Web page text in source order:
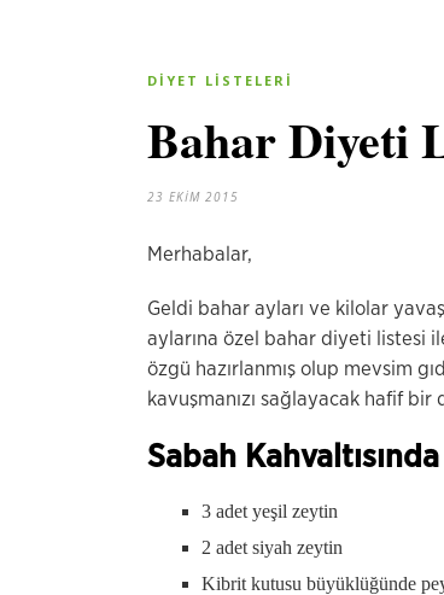
DIYET LISTELERI
Bahar Diyeti
23 EKIM 2015
Merhabalar,
Geldi bahar ayları ve kilolar
aylarına özel bahar diyeti listesi
özgü hazırlanmış olup mevsim
kavuşmanızı sağlayacak hafif
Sabah
3 adet yeşil zeytin
2 adet siyah zeytin
Kibrit kutusu büyüklüğünde